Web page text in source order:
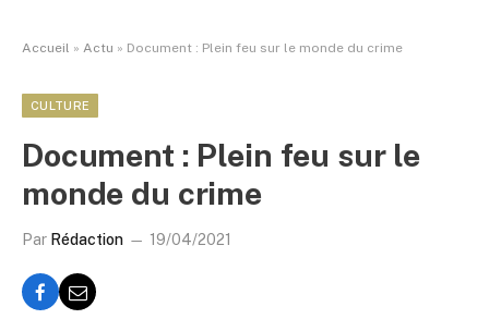
Accueil » Actu » Document : Plein feu sur le monde du crime
CULTURE
Document : Plein feu sur le
monde du crime
Par Rédaction 19/04/2021